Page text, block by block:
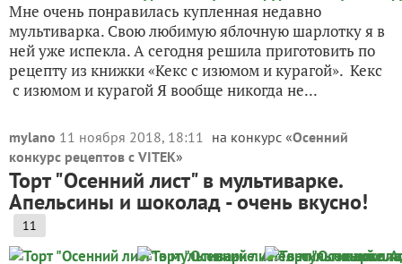
Мне очень понравилась купленная недавно
мультиварка. Свою любимую яблочную шарлотку я в
ней уже испекла. А сегодня решила приготовить по
рецепту из книжки «Кекс с изюмом и курагой». Кекс
с изюмом и курагой Я вообще никогда не...
mylano 11 ноября 2018, 18:11 на конкурс «Осенний
конкурс рецептов с VITEK»
Торт "Осенний лист" в мультиварке.
Апельсины и шоколад - очень вкусно!
11